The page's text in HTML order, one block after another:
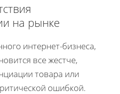
на рынке
интернет-бизнеса,
все жестче,
товара или
ошибкой.